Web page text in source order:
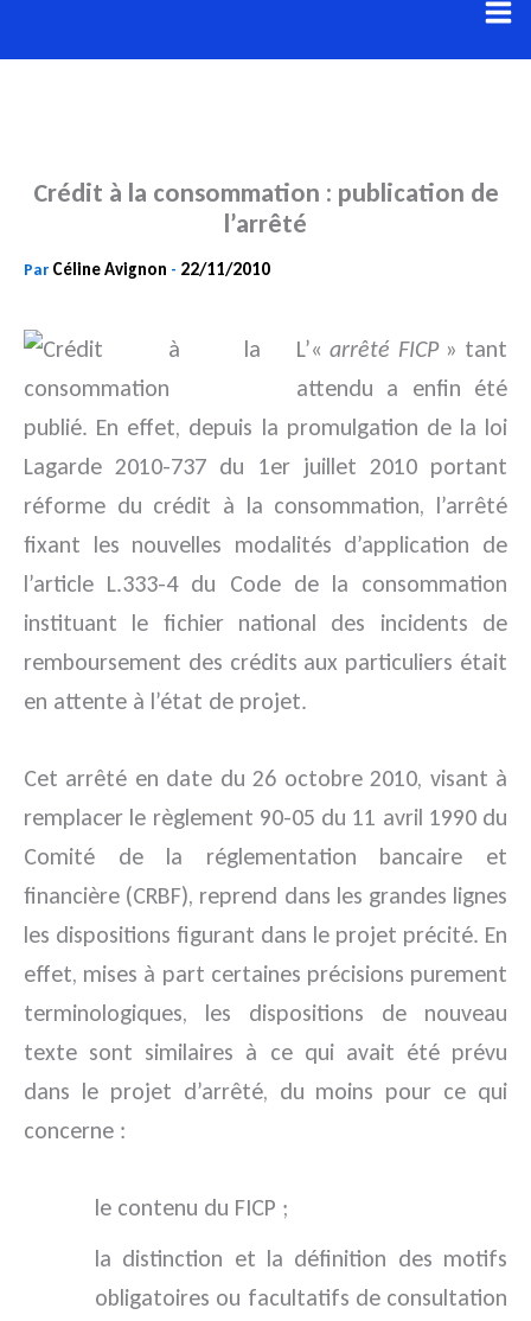
au
Crédit à la consommation : publication de
l’arrêté
Par Céline Avignon - 22/11/2010
L’«arrêté FICP» tant
attendu a enfin été
publié. En effet, depuis la promulgation de la loi
Lagarde 2010-737 du 1er juillet 2010 portant
réforme du crédit à la consommation, l’arrêté
fixant les nouvelles modalités d’application de
l’article L.333-4 du Code de la consommation
instituant le fichier national des incidents de
remboursement des crédits aux particuliers était
en attente à l’état de projet.
Cet arrêté en date du 26 octobre 2010, visant à
remplacer le règlement 90-05 du 11 avril 1990 du
Comité de la réglementation bancaire et
financière (CRBF), reprend dans les grandes lignes
les dispositions figurant dans le projet précité. En
effet, mises à part certaines précisions purement
terminologiques, les dispositions de nouveau
texte sont similaires à ce qui avait été prévu
dans le projet d’arrêté, du moins pour ce qui
concerne :
le contenu du FICP ;
la distinction et la définition des motifs
obligatoires ou facultatifs de consultation